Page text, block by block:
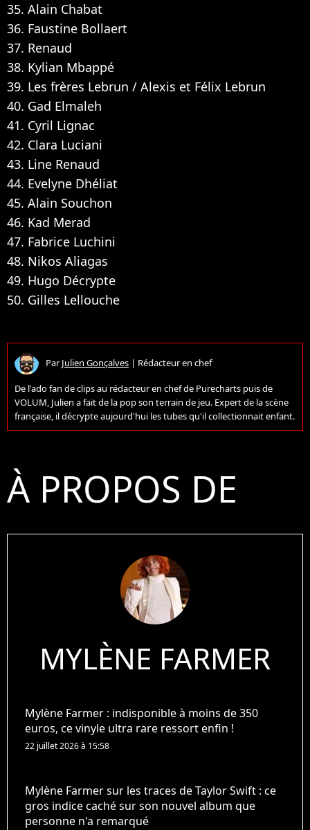
35. Alain Chabat
36. Faustine Bollaert
37. Renaud
38. Kylian Mbappé
39. Les frères Lebrun / Alexis et Félix Lebrun
40. Gad Elmaleh
41. Cyril Lignac
42. Clara Luciani
43. Line Renaud
44. Evelyne Dhéliat
45. Alain Souchon
46. Kad Merad
47. Fabrice Luchini
48. Nikos Aliagas
49. Hugo Décrypte
50. Gilles Lellouche
ParJulien Gonçalves | Rédacteur en chef
De l'ado fan de clips au rédacteur en chef de Purecharts puis de
VOLUM, Julien a fait de la pop son terrain de jeu. Expert de la scène
française, il décrypte aujourd'hui les tubes qu'il collectionnait enfant.
À PROPOS DE
MYLÈNE FARMER
Mylène Farmer : indisponible à moins de 350
euros, ce vinyle ultra rare ressort enfin !
22 juillet 2026 à 15:58
Mylène Farmer sur les traces de Taylor Swift : ce
gros indice caché sur son nouvel album que
personne n'a remarqué